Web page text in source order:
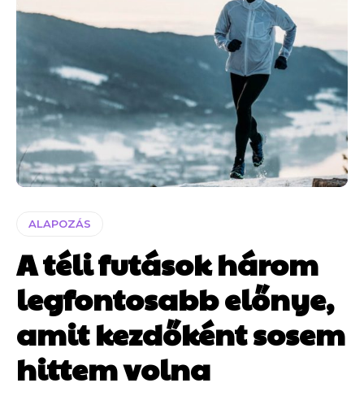
ALAPOZÁS
A téli futások három
legfontosabb előnye,
amit kezdőként sosem
hittem volna